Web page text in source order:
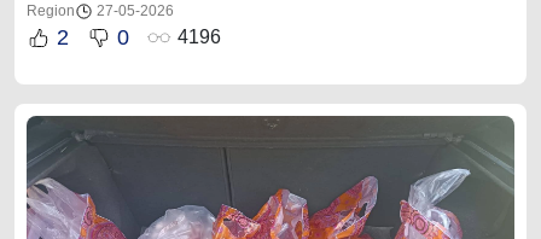
Region 27-05-2026
2 0 4196